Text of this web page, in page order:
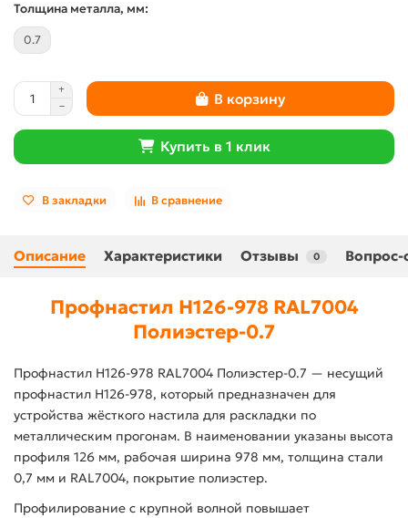
Толщина металла, мм:
0.7
В корзину
Купить в 1 клик
В закладки В сравнение
Описание Характеристики Отзывы 0 Вопрос-
Профнастил Н126-978 RAL7004
Полиэстер-0.7
Профнастил Н126-978 RAL7004 Полиэстер-0.7 — несущий
профнастил Н126-978, который предназначен для
устройства жёсткого настила для раскладки по
металлическим прогонам. В наименовании указаны высота
профиля 126 мм, рабочая ширина 978 мм, толщина стали
0,7 мм и RAL7004, покрытие полиэстер.
Профилирование с крупной волной повышает